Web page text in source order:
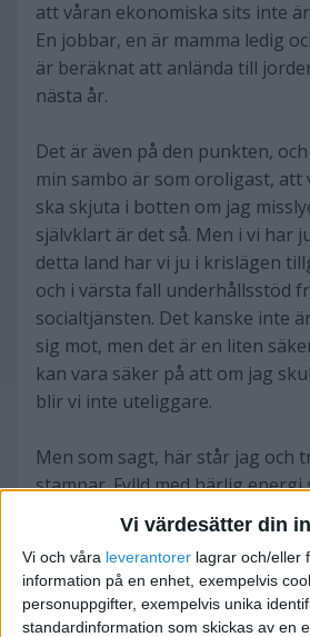
Vi värdesätter din
Vi och våra leverantorer lagrar och/eller
information på en enhet, exempelvis
personuppgifter, exempelvis unika
standardinformation som skickas av en
att våran ekonomiska sits inte
En jobbar, en är mamma ledig
är beräknat att anlända till
nästa år.
Det är även på den punkten,
min sambo är som oroligast, att
ska skjuta i botten om jag
självklart är det så. Men i vi har
detta land har vi ju i krislägen
och i värsta fall underhållsstöd
socialtjänsten. Det kanske inte
sig mot, men det är en liten
kan vara säker på att om jag
blir vi inte uteliggare.
Men som sagt, här står jag och
stampar. Fylld med härlig
kroppens alla väggar och bara
vilja komma ut, men den är hårt
feghet skulle jag tro. Feghet för
pressentera min nya idé för min
ännu en nedlåtande reaktion